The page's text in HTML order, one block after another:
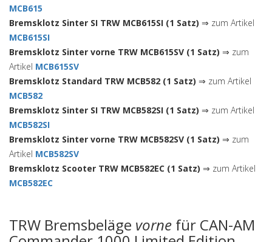
MCB615
Bremsklotz Sinter SI TRW MCB615SI (1 Satz) ⇒ zum Artikel
MCB615SI
Bremsklotz Sinter vorne TRW MCB615SV (1 Satz) ⇒ zum
Artikel MCB615SV
Bremsklotz Standard TRW MCB582 (1 Satz) ⇒ zum Artikel
MCB582
Bremsklotz Sinter SI TRW MCB582SI (1 Satz) ⇒ zum Artikel
MCB582SI
Bremsklotz Sinter vorne TRW MCB582SV (1 Satz) ⇒ zum
Artikel MCB582SV
Bremsklotz Scooter TRW MCB582EC (1 Satz) ⇒ zum Artikel
MCB582EC
TRW Bremsbeläge vorne für CAN-AM